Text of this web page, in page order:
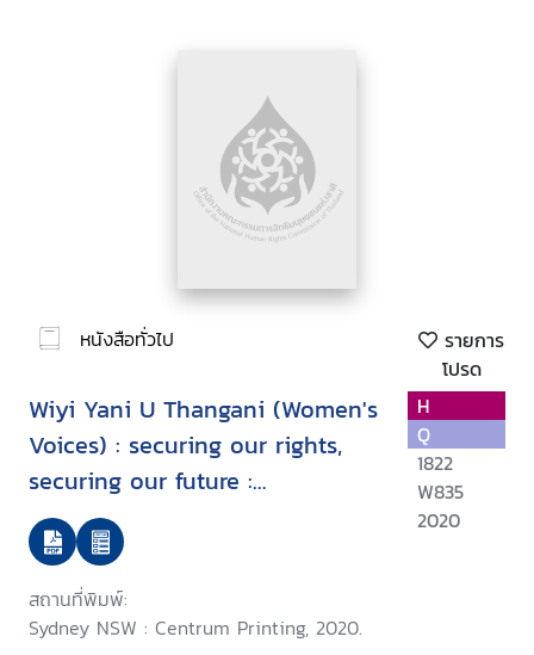
หนังสือทั่วไป
รายการ
โปรด
Wiyi Yani U Thangani (Women's
Voices) : securing our rights,
securing our future :
community guide
สถานที่พิมพ์:
Sydney NSW : Centrum Printing, 2020.
H
Q
1822
W835
2020